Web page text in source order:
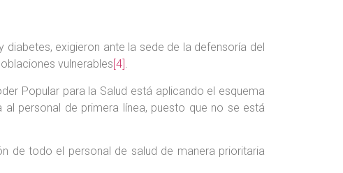
exigieron ante la sede de la defensoría del
vulnerables[4].
Popular para la Salud está aplicando el esquema
personal de primera línea, puesto que no se está
de todo el personal de salud de manera prioritaria